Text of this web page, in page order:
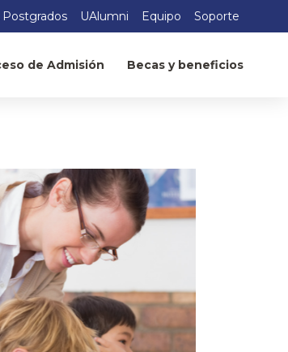
Postgrados UAlumni Equipo Soporte
de Admisión Becas y beneficios